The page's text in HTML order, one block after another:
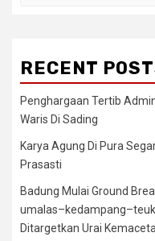
RECENT
Penghargaan Tertib
Waris Di Sading
Karya Agung Di Pura
Prasasti
Badung Mulai Ground
Ditargetkan Urai